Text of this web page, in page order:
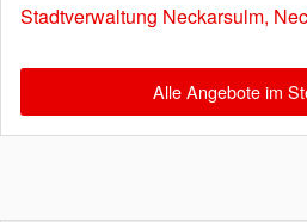
Stadtverwaltung Neckarsulm,
Alle Angebote im